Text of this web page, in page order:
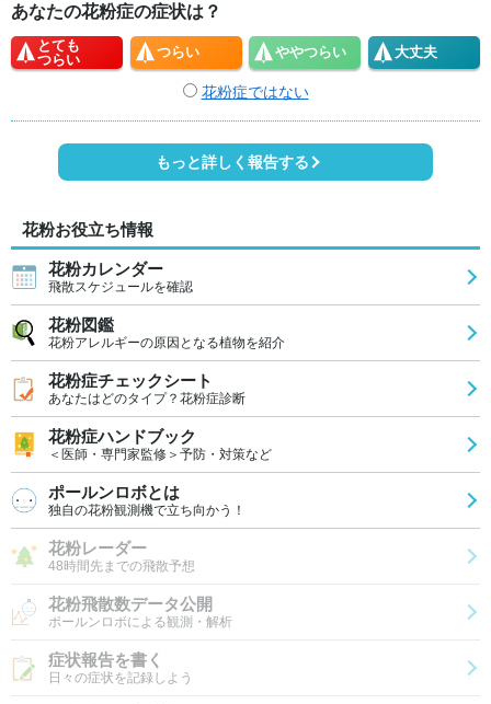
あなたの花粉症の症状は？
とても
つらい
つらい ややつらい 大丈夫
花粉症ではない
もっと詳しく報告する
花粉お役立ち情報
花粉カレンダー
飛散スケジュールを確認
花粉図鑑
花粉アレルギーの原因となる植物を紹介
花粉症チェックシート
あなたはどのタイプ？花粉症診断
花粉症ハンドブック
＜医師・専門家監修＞予防・対策など
ポールンロボとは
独自の花粉観測機で立ち向かう！
花粉レーダー
48時間先までの飛散予想
花粉飛散数データ公開
ポールンロボによる観測・解析
症状報告を書く
日々の症状を記録しよう